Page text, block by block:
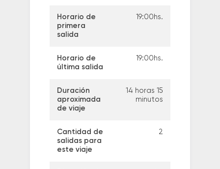
Horario de
primera
salida
19:00hs.
Horario de
última salida
19:00hs.
Duración
aproximada
de viaje
14 horas 15
minutos
Cantidad de
salidas para
este viaje
2